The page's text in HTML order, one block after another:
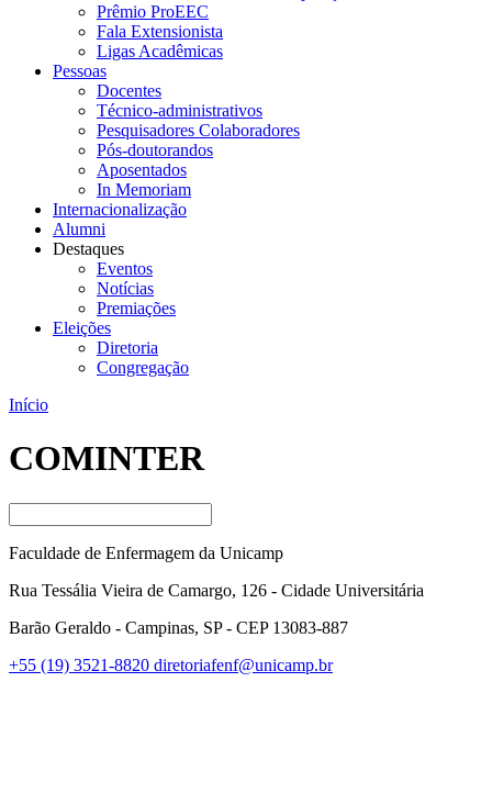
Prêmio ProEEC
Fala Extensionista
Ligas Acadêmicas
Pessoas
Docentes
Técnico-administrativos
Pesquisadores Colaboradores
Pós-doutorandos
Aposentados
In Memoriam
Internacionalização
Alumni
Destaques
Eventos
Notícias
Premiações
Eleições
Diretoria
Congregação
Início
COMINTER
Faculdade de Enfermagem da Unicamp
Rua Tessália Vieira de Camargo, 126 - Cidade Universitária
Barão Geraldo - Campinas, SP - CEP 13083-887
+55 (19) 3521-8820 diretoriafenf@unicamp.br